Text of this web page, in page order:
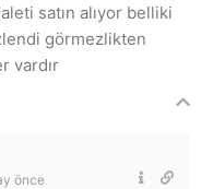
satın alıyor belliki
görmezlikten
vardır
önce